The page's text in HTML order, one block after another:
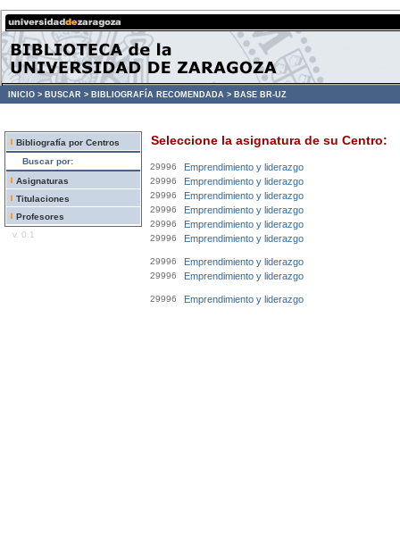
INICIO > BUSCAR > BIBLIOGRAFÍA RECOMENDADA > BASE BR-UZ
Bibliografía por Centros
Buscar por:
Asignaturas
Titulaciones
Profesores
v. 0.1
Seleccione la asignatura de su Centro:
29996 Emprendimiento y liderazgo
29996 Emprendimiento y liderazgo
29996 Emprendimiento y liderazgo
29996 Emprendimiento y liderazgo
29996 Emprendimiento y liderazgo
29996 Emprendimiento y liderazgo
29996 Emprendimiento y liderazgo
29996 Emprendimiento y liderazgo
29996 Emprendimiento y liderazgo